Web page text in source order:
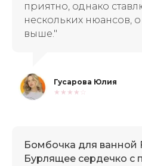
приятно, однако
нескольких нюансов,
выше."
Гусарова Юлия
★★★★☆
Бомбочка для ванной
Бурлящее сердечко с